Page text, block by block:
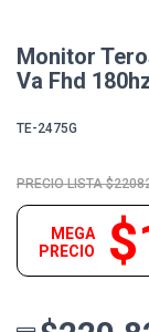
Monitor
Va Fhd
TE-2475G
MEGA
PRECIO